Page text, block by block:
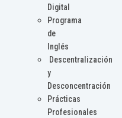
Digital
Programa
de
Inglés
Descentralización
y
Desconcentración
Prácticas
Profesionales